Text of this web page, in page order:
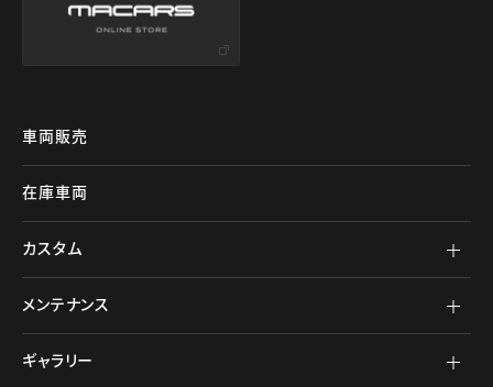
車両販売
在庫車両
カスタム
メンテナンス
ギャラリー